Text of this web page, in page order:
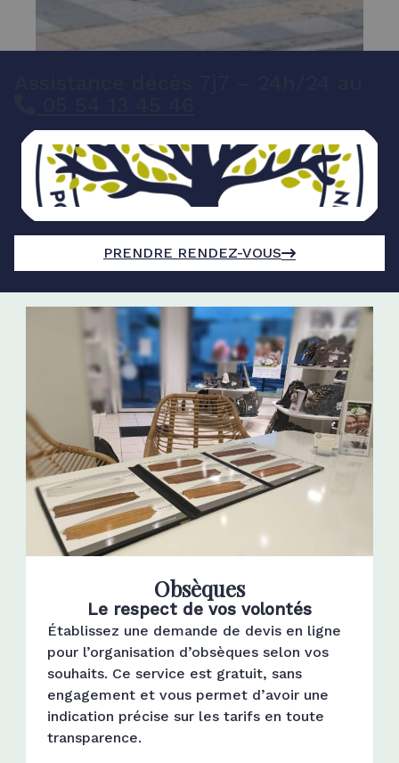
PRENDRE RENDEZ-VOUS
Obsèques
Le respect de vos volontés
Établissez une demande de devis en ligne
pour l’organisation d’obsèques selon vos
souhaits. Ce service est gratuit, sans
engagement et vous permet d’avoir une
indication précise sur les tarifs en toute
transparence.